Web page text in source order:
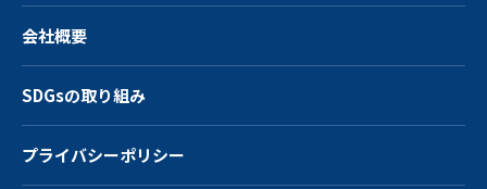
会社概要
SDGsの取り組み
プライバシーポリシー